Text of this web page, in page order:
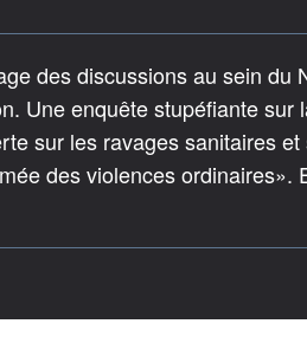
des discussions au sein du
Une enquête stupéfiante sur
sur les ravages sanitaires
des violences ordinaires».